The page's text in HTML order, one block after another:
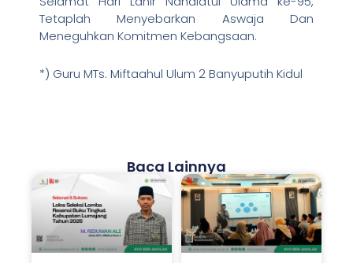
Tetaplah Menyebarkan Aswaja Dan
Meneguhkan Komitmen Kebangsaan.
*) Guru MTs. Miftaahul Ulum 2 Banyuputih Kidul
Baca Lainnya